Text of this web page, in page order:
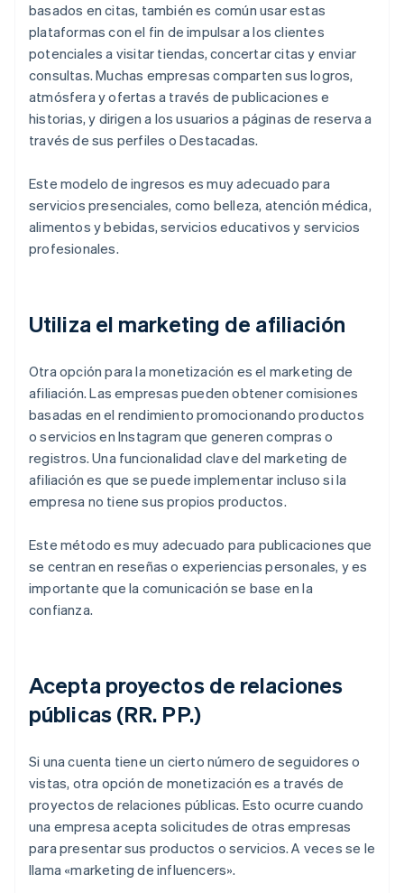
basados en citas, también es común usar estas
plataformas con el fin de impulsar a los clientes
potenciales a visitar tiendas, concertar citas y enviar
consultas. Muchas empresas comparten sus logros,
atmósfera y ofertas a través de publicaciones e
historias, y dirigen a los usuarios a páginas de reserva a
través de sus perfiles o Destacadas.
Este modelo de ingresos es muy adecuado para
servicios presenciales, como belleza, atención médica,
alimentos y bebidas, servicios educativos y servicios
profesionales.
Utiliza el marketing de afiliación
Otra opción para la monetización es el marketing de
afiliación. Las empresas pueden obtener comisiones
basadas en el rendimiento promocionando productos
o servicios en Instagram que generen compras o
registros. Una funcionalidad clave del marketing de
afiliación es que se puede implementar incluso si la
empresa no tiene sus propios productos.
Este método es muy adecuado para publicaciones que
se centran en reseñas o experiencias personales, y es
importante que la comunicación se base en la
confianza.
Acepta proyectos de relaciones
públicas (RR. PP.)
Si una cuenta tiene un cierto número de seguidores o
vistas, otra opción de monetización es a través de
proyectos de relaciones públicas. Esto ocurre cuando
una empresa acepta solicitudes de otras empresas
para presentar sus productos o servicios. A veces se le
llama «marketing de influencers».